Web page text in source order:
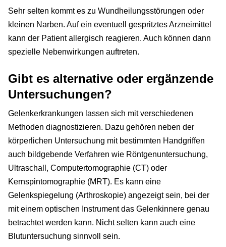
Sehr selten kommt es zu Wundheilungsstörungen oder
kleinen Narben. Auf ein eventuell gespritztes Arzneimittel
kann der Patient allergisch reagieren. Auch können dann
spezielle Nebenwirkungen auftreten.
Gibt es alternative oder ergänzende
Untersuchungen?
Gelenkerkrankungen lassen sich mit verschiedenen
Methoden diagnostizieren. Dazu gehören neben der
körperlichen Untersuchung mit bestimmten Handgriffen
auch bildgebende Verfahren wie Röntgenuntersuchung,
Ultraschall, Computertomographie (CT) oder
Kernspintomographie (MRT). Es kann eine
Gelenkspiegelung (Arthroskopie) angezeigt sein, bei der
mit einem optischen Instrument das Gelenkinnere genau
betrachtet werden kann. Nicht selten kann auch eine
Blutuntersuchung sinnvoll sein.